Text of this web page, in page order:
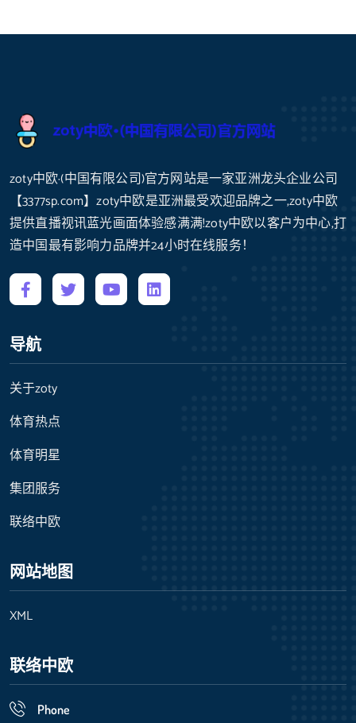
zoty中欧·(中国有限公司)官方网站是一家亚洲龙头企业公司
【3377sp.com】zoty中欧是亚洲最受欢迎品牌之一,zoty中欧
提供直播视讯蓝光画面体验感满满!zoty中欧以客户为中心,打
造中国最有影响力品牌并24小时在线服务！
导航
关于zoty
体育热点
体育明星
集团服务
联络中欧
网站地图
XML
联络中欧
Phone